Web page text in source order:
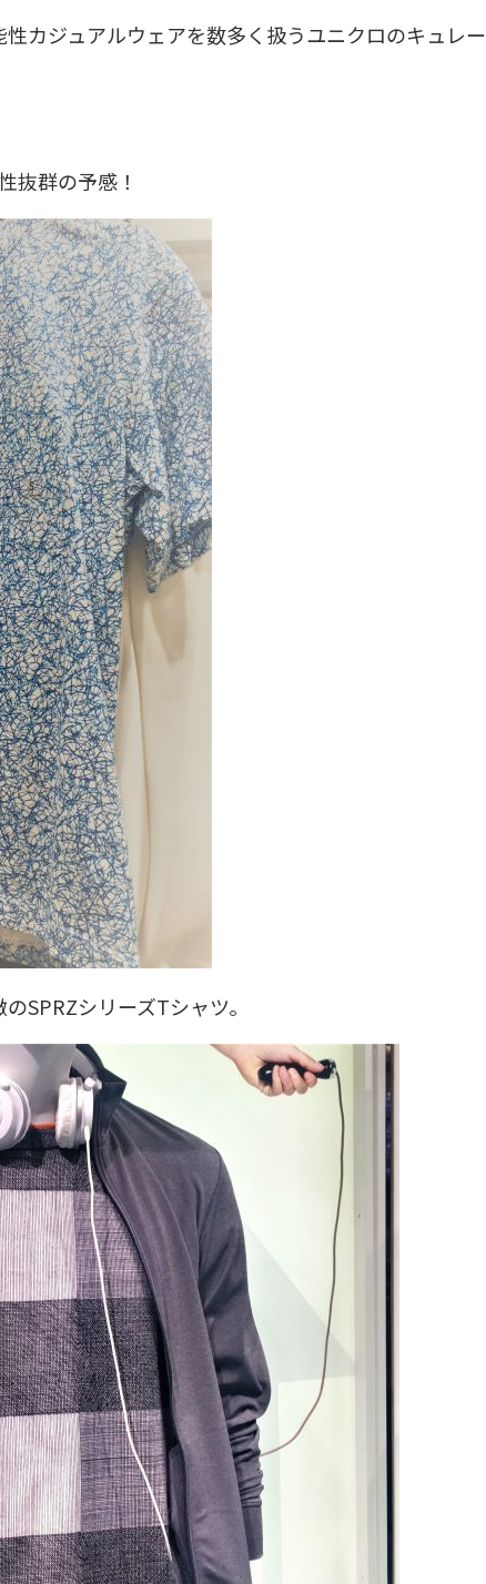
カジュアルウェアを数多く扱うユニクロのキュレー
抜群の予感！
SPRZシリーズTシャツ。